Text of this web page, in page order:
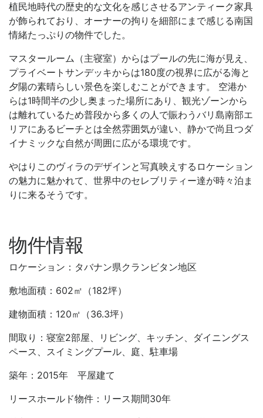
植民地時代の歴史的な文化を感じさせるアンティーク家具
が飾られており、オーナーの拘りを細部にまで感じる南国
情緒たっぷりの物件でした。
マスタールーム（主寝室）からはプールの先に海が見え、
プライベートサンデッキからは180度の視界に広がる海と
夕陽の素晴らしい景色を楽しむことができます。 空港か
らは1時間半の少し奥まった場所にあり、観光ゾーンから
は離れているため普段から多くの人で賑わうバリ島南部エ
リアにあるビーチとは全然雰囲気が違い、静かで尚且つダ
イナミックな自然が周囲に広がる環境です。
やはりこのヴィラのデザインと写真映えするロケーション
の魅力に魅かれて、世界中のセレブリティー達が時々泊ま
りに来るそうです。
物件情報
ロケーション：タバナン県クランビタン地区
敷地面積：602㎡（182坪）
建物面積：120㎡（36.3坪）
間取り：寝室2部屋、リビング、キッチン、ダイニングス
ペース、スイミングプール、庭、駐車場
築年：2015年 平屋建て
リースホールド物件：リース期間30年